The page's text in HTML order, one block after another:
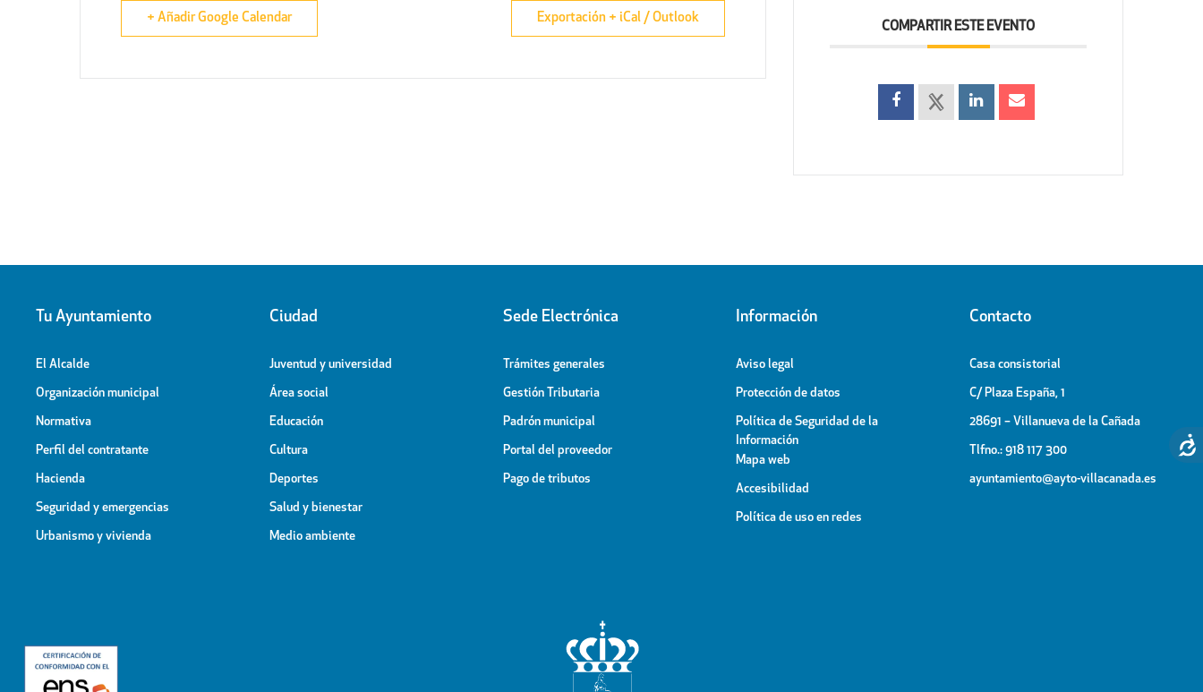
+ Añadir Google Calendar Exportación + iCal / Outlook
COMPARTIR ESTE EVENTO
Tu Ayuntamiento
El Alcalde
Organización municipal
Normativa
Perfil del contratante
Hacienda
Seguridad y emergencias
Urbanismo y vivienda
Ciudad
Juventud y universidad
Área social
Educación
Cultura
Deportes
Salud y bienestar
Medio ambiente
Sede Electrónica
Trámites generales
Gestión Tributaria
Padrón municipal
Portal del proveedor
Pago de tributos
Información
Aviso legal
Protección de datos
Política de Seguridad de la
Información
Mapa web
Accesibilidad
Política de uso en redes
Contacto
Casa consistorial
C/ Plaza España, 1
28691 – Villanueva de la Cañada
Tlfno.: 918 117 300
ayuntamiento@ayto-villacanada.es